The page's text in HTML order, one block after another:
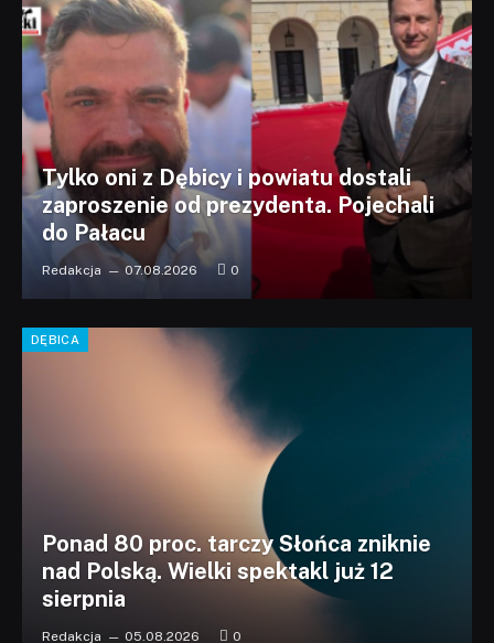
Tylko oni z Dębicy i powiatu dostali
zaproszenie od prezydenta. Pojechali
do Pałacu
Redakcja 07.08.2026 0
DĘBICA
Ponad 80 proc. tarczy Słońca zniknie
nad Polską. Wielki spektakl już 12
sierpnia
Redakcja 05.08.2026 0